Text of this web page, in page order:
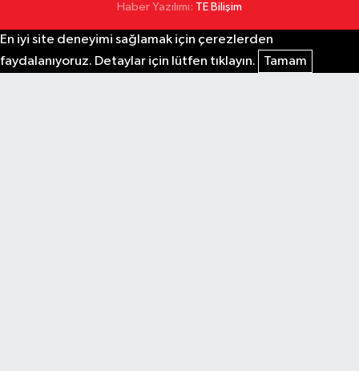
Haber Yazılımı: TE Bilişim
En iyi site deneyimi sağlamak için çerezlerden
faydalanıyoruz. Detaylar için lütfen tıklayın.
Tamam